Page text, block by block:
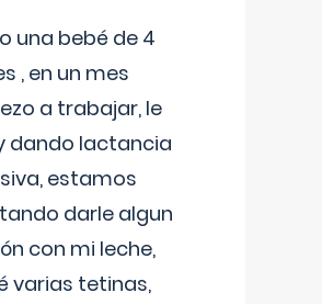
una bebé de 4
, en un mes
a trabajar, le
dando lactancia
estamos
darle algun
con mi leche,
varias tetinas,